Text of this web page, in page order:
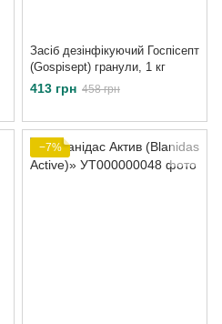
Засіб дезінфікуючий Госпісепт
(Gospisept) гранули, 1 кг
413 грн 458 грн
−7%